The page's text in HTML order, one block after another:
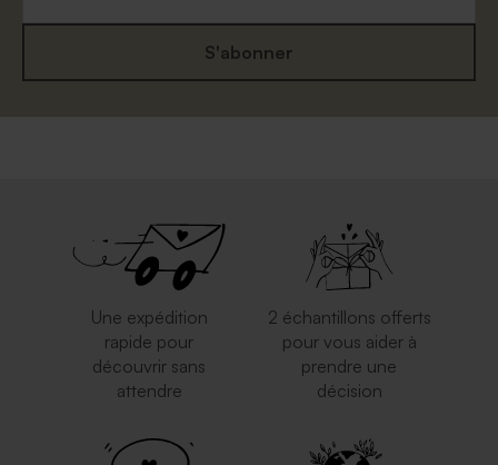
Petite enveloppe bleue Enveloppe brune
S'abonner
Une expédition
rapide pour
découvrir sans
attendre
2 échantillons offerts
pour vous aider à
prendre une
décision